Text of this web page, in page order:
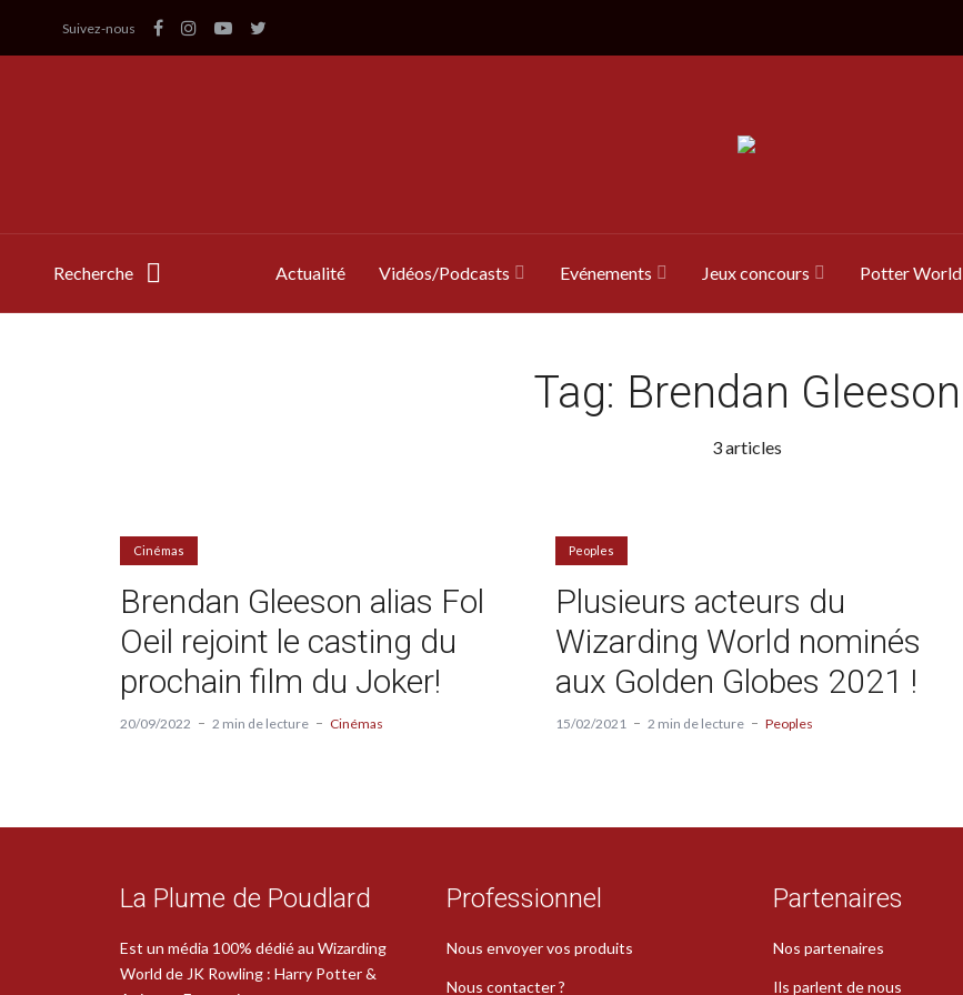
Suivez-nous
Recherche Actualité Vidéos/Podcasts Evénements Jeux concours Potter World
Tag: Brendan Gleeson
3 articles
Cinémas
Brendan Gleeson alias Fol
Oeil rejoint le casting du
prochain film du Joker!
20/09/2022 2 min de lecture Cinémas
Peoples
Plusieurs acteurs du
Wizarding World nominés
aux Golden Globes 2021 !
15/02/2021 2 min de lecture Peoples
La Plume de Poudlard
Est un média 100% dédié au Wizarding
World de JK Rowling : Harry Potter &
Professionnel
Nous envoyer vos produits
Nous contacter ?
Partenaires
Nos partenaires
Ils parlent de nous